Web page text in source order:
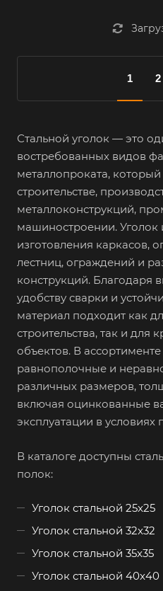
1 2
Стальной уголок — это
востребованных видов
металлопроката,
строительстве,
металлоконструкций,
машиностроении. Уголок
изготовления каркасов,
лестниц, ограждений и
конструкций. Благодаря
удобству сварки и
материал подходит как
строительства, так и
объектов. В
равнополочные и
различных размеров,
включая оцинкованные
эксплуатации в
В каталоге доступны
полок:
Уголок стальной 25x25
Уголок стальной 32x32
Уголок стальной 35x35
Уголок стальной 40x40